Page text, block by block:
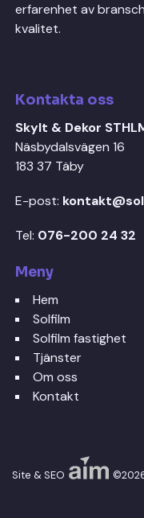
erfarenhet av
kvalitet.
Kontakta oss
Skylt & Dekor
Näsbydalsvägen 16
183 37 Täby
E-post:
Tel: 076-200 24 32
Meny
Hem
Solfilm
Solfilm fastighet
Tjänster
Om oss
Kontakt
Site & SEO